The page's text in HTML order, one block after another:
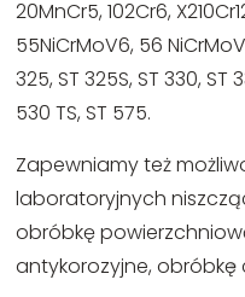
20MnCr5, 102Cr6,
55NiCrMoV6, 56 NiCrMoV
325, ST 325S, ST 330, ST
530 TS, ST 575.
Zapewniamy też
laboratoryjnych
obróbkę
antykorozyjne, obróbkę